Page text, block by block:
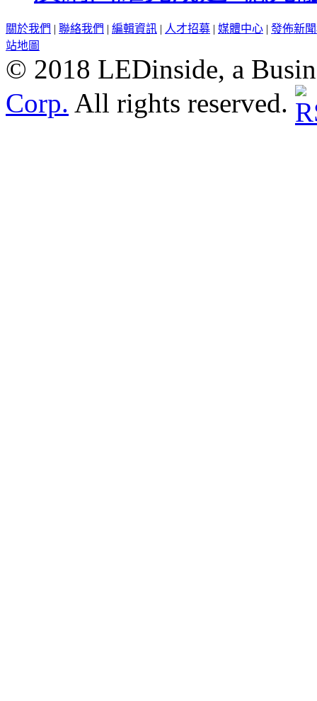
關於我們 | 聯絡我們 | 編輯資訊 | 人才招募 | 媒體中心 | 發佈新
站地圖
© 2018 LEDinside, a
Corp. All rights reserved.